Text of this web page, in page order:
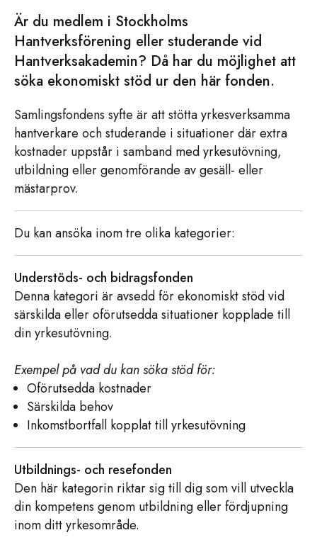
Är du medlem i Stockholms
Hantverksförening eller studerande vid
Hantverksakademin? Då har du möjlighet att
söka ekonomiskt stöd ur den här fonden.
Samlingsfondens syfte är att stötta yrkesverksamma
hantverkare och studerande i situationer där extra
kostnader uppstår i samband med yrkesutövning,
utbildning eller genomförande av gesäll- eller
mästarprov.
Du kan ansöka inom tre olika kategorier:
Understöds- och bidragsfonden
Denna kategori är avsedd för ekonomiskt stöd vid
särskilda eller oförutsedda situationer kopplade till
din yrkesutövning.
Exempel på vad du kan söka stöd för:
Oförutsedda kostnader
Särskilda behov
Inkomstbortfall kopplat till yrkesutövning
Utbildnings- och resefonden
Den här kategorin riktar sig till dig som vill utveckla
din kompetens genom utbildning eller fördjupning
inom ditt yrkesområde.